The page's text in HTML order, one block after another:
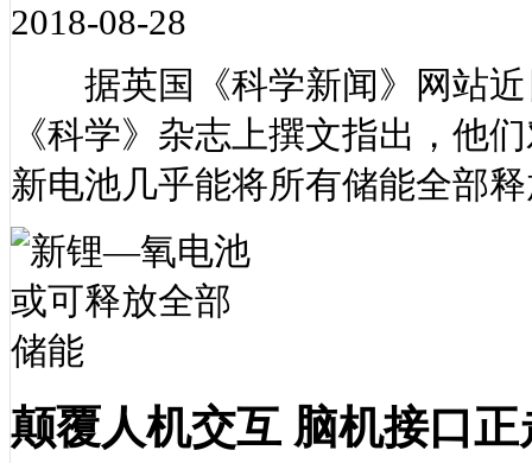
2018-08-28
据英国《科学新闻》网站近
《科学》杂志上撰文指出，他
新电池几乎能将所有储能全部
颠覆人机交互 脑机接口